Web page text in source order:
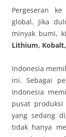
Pergeseran
global. Jika
minyak bumi,
Lithium,
Indonesia
ini. Sebagai
Indonesia
pusat
yang sedang
tidak hanya